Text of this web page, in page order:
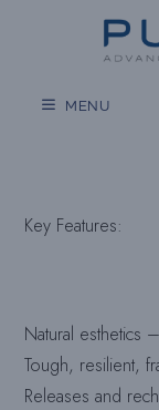
MENU
Key Features:
Natural esthetics
Tough, resilient,
Releases and